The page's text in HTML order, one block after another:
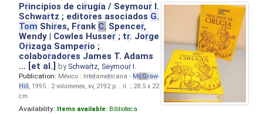
Principios de cirugía / Seymour I.
Schwartz ; editores asociados G.
Tom Shires, Frank C. Spencer,
Wendy | Cowles Husser ; tr. Jorge
Orizaga Samperio ;
colaboradores James T. Adams
... [et al.]by Schwartz, Seymour I.
Publication: México : Interamericana - McGraw-
Hill, 1995 . 2 volúmenes, xv, 2192 p. : il. ; 28.5 x 22
cm.
Availability: Items available: Biblioteca